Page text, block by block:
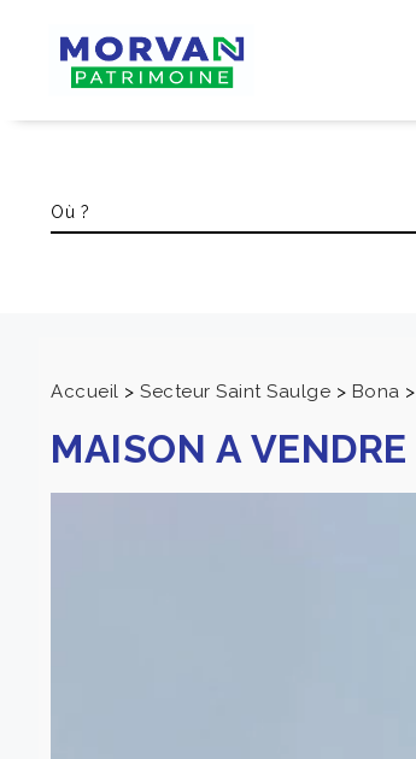
Accueil > Secteur Saint Saulge > Bona >
MAISON A VENDRE